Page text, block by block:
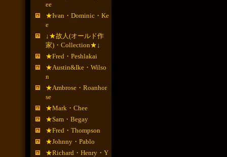
ee
★Ivan・Dominic・Ke
e
↓★故人(オールド作
家)・Collection★↓
★Fred・Peshlakai
★Austin&Ike・Wilso
n
★Ambrose・Roanhor
se
★Mark・Chee
★Sam・Begay
★Fred・Thompson
★Johnny・Pablo
★Richard・Henry・Y